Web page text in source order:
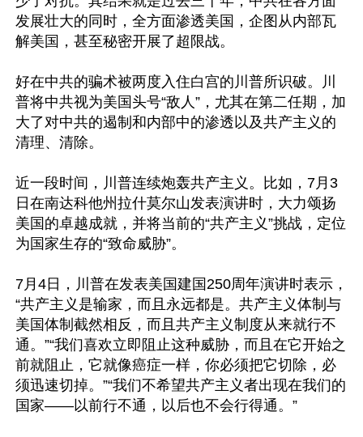
发展壮大的同时，全方面渗透美国，企图从内部瓦
解美国，甚至秘密开展了超限战。
好在中共的骗术被两度入住白宫的川普所识破。川
普将中共视为美国头号“敌人”，尤其在第二任期，加
大了对中共的遏制和内部中的渗透以及共产主义的
清理、清除。
近一段时间，川普连续炮轰共产主义。比如，7月3
日在南达科他州拉什莫尔山发表演讲时，大力颂扬
美国的卓越成就，并将当前的“共产主义”挑战，定位
为国家生存的“致命威胁”。
7月4日，川普在发表美国建国250周年演讲时表示，
“共产主义是输家，而且永远都是。共产主义体制与
美国体制截然相反，而且共产主义制度从来就行不
通。”“我们喜欢立即阻止这种威胁，而且在它开始之
前就阻止，它就像癌症一样，你必须把它切除，必
须迅速切掉。”“我们不希望共产主义者出现在我们的
国家——以前行不通，以后也不会行得通。”